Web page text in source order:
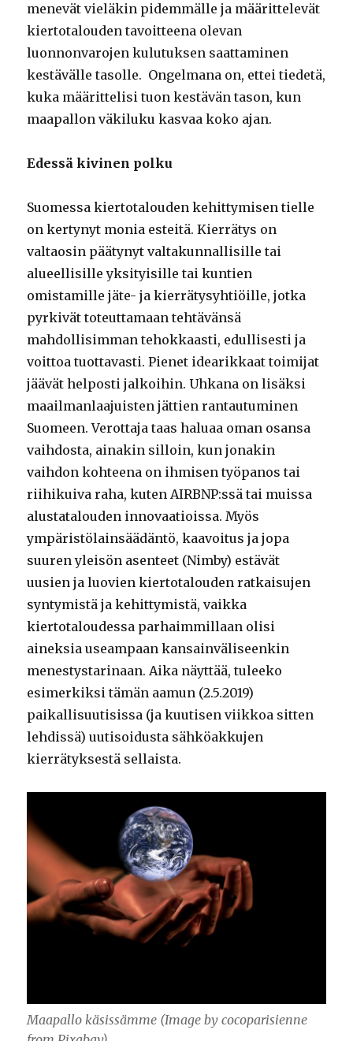
menevät vieläkin pidemmälle ja määrittelevät
kiertotalouden tavoitteena olevan
luonnonvarojen kulutuksen saattaminen
kestävälle tasolle. Ongelmana on, ettei tiedetä,
kuka määrittelisi tuon kestävän tason, kun
maapallon väkiluku kasvaa koko ajan.
Edessä kivinen polku
Suomessa kiertotalouden kehittymisen tielle
on kertynyt monia esteitä. Kierrätys on
valtaosin päätynyt valtakunnallisille tai
alueellisille yksityisille tai kuntien
omistamille jäte- ja kierrätysyhtiöille, jotka
pyrkivät toteuttamaan tehtävänsä
mahdollisimman tehokkaasti, edullisesti ja
voittoa tuottavasti. Pienet idearikkaat toimijat
jäävät helposti jalkoihin. Uhkana on lisäksi
maailmanlaajuisten jättien rantautuminen
Suomeen. Verottaja taas haluaa oman osansa
vaihdosta, ainakin silloin, kun jonakin
vaihdon kohteena on ihmisen työpanos tai
riihikuiva raha, kuten AIRBNP:ssä tai muissa
alustatalouden innovaatioissa. Myös
ympäristölainsäädäntö, kaavoitus ja jopa
suuren yleisön asenteet (Nimby) estävät
uusien ja luovien kiertotalouden ratkaisujen
syntymistä ja kehittymistä, vaikka
kiertotaloudessa parhaimmillaan olisi
aineksia useampaan kansainväliseenkin
menestystarinaan. Aika näyttää, tuleeko
esimerkiksi tämän aamun (2.5.2019)
paikallisuutisissa (ja kuutisen viikkoa sitten
lehdissä) uutisoidusta sähköakkujen
kierrätyksestä sellaista.
Maapallo käsissämme (Image by cocoparisienne